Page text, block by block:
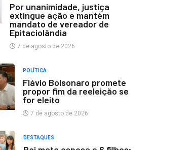
Por unanimidade, justiça
extingue ação e mantém
mandato de vereador de
Epitaciolândia
7 de agosto de 2026
POLÍTICA
Flávio Bolsonaro promete
propor fim da reeleição se
for eleito
7 de agosto de 2026
DESTAQUES